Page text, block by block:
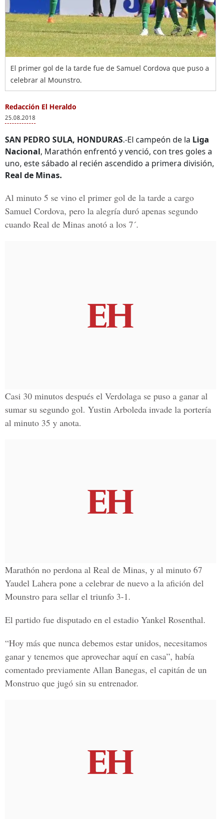
El primer gol de la tarde fue de Samuel Cordova que puso a
celebrar al Mounstro.
Redacción El Heraldo
25.08.2018
SAN PEDRO SULA, HONDURAS.-El campeón de la Liga
Nacional, Marathón enfrentó y venció, con tres goles a
uno, este sábado al recién ascendido a primera división,
Real de Minas.
Al minuto 5 se vino el primer gol de la tarde a cargo
Samuel Cordova, pero la alegría duró apenas segundo
cuando Real de Minas anotó a los 7´.
Casi 30 minutos después el Verdolaga se puso a ganar al
sumar su segundo gol. Yustin Arboleda invade la portería
al minuto 35 y anota.
Marathón no perdona al Real de Minas, y al minuto 67
Yaudel Lahera pone a celebrar de nuevo a la afición del
Mounstro para sellar el triunfo 3-1.
El partido fue disputado en el estadio Yankel Rosenthal.
“Hoy más que nunca debemos estar unidos, necesitamos
ganar y tenemos que aprovechar aquí en casa”, había
comentado previamente Allan Banegas, el capitán de un
Monstruo que jugó sin su entrenador.